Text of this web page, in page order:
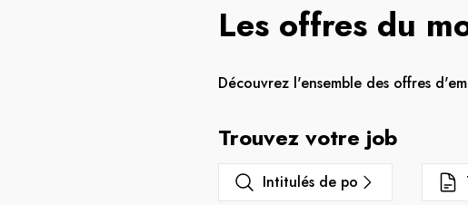
Les offres du
Découvrez l'ensemble des offres
Trouvez votre job
Intitulés de poste